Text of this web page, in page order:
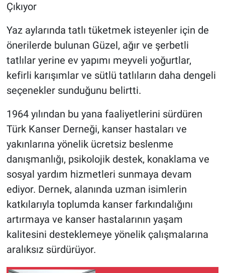
Çıkıyor
Yaz aylarında tatlı tüketmek isteyenler için de
önerilerde bulunan Güzel, ağır ve şerbetli
tatlılar yerine ev yapımı meyveli yoğurtlar,
kefirli karışımlar ve sütlü tatlıların daha dengeli
seçenekler sunduğunu belirtti.
1964 yılından bu yana faaliyetlerini sürdüren
Türk Kanser Derneği, kanser hastaları ve
yakınlarına yönelik ücretsiz beslenme
danışmanlığı, psikolojik destek, konaklama ve
sosyal yardım hizmetleri sunmaya devam
ediyor. Dernek, alanında uzman isimlerin
katkılarıyla toplumda kanser farkındalığını
artırmaya ve kanser hastalarının yaşam
kalitesini desteklemeye yönelik çalışmalarına
aralıksız sürdürüyor.